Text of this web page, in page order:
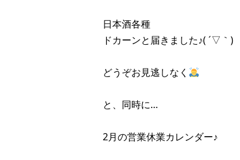
日本酒各種
ドカーンと届きました♪( ´▽｀)
どうぞお見逃しなく
と、同時に…
2月の営業休業カレンダー♪